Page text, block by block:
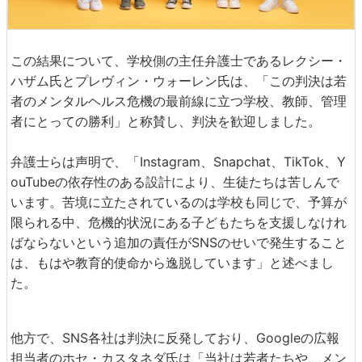
この結果について、学校側の主任弁護士であるレクシー・
ハザム氏とプレヴィン・ウォーレン氏は、「この判決は若
者のメンタルヘルス危機の最前線に立つ学校、教師、管理
者にとっての勝利」と称賛し、判決を歓迎しました。
弁護士らは声明で、「Instagram、Snapchat、TikTok、Y
ouTubeの依存性のある設計により、生徒たちは苦しんで
います。苦境に立たされているのは学校も同じで、予算が
限られる中、危機的状況にある子どもたちを支援しなけれ
ばならないという追加の責任がSNSのせいで発生すること
は、もはや教育的使命から逸脱しています」と述べまし
た。
他方で、SNS各社は判決に反発しており、Googleの広報
担当者のホセ・カスタネダ氏は「当社は若者たちや、メン